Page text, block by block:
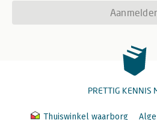
PRETTIG KENNIS
Thuiswinkel waarborg